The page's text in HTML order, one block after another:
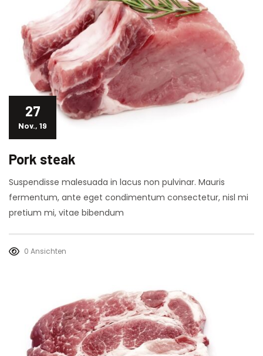
27
Nov., 19
Pork steak
Suspendisse malesuada in lacus non pulvinar. Mauris
fermentum, ante eget condimentum consectetur, nisl mi
pretium mi, vitae bibendum
0 Ansichten